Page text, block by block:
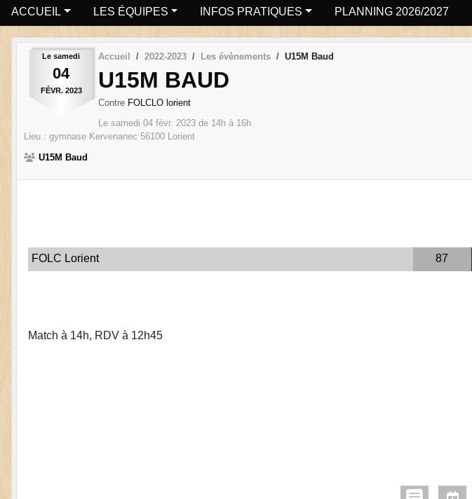
ACCUEIL LES ÉQUIPES INFOS PRATIQUES PLANNING 2026/2027
Le samedi
04
FÉVR. 2023
Accueil 2022-2023 Les évènements U15M Baud
U15M BAUD
Contre FOLCLO lorient
Le samedi 04 févr. 2023 de 14h à 16h
Lieu : gymnase Kervenanec 56100 Lorient
U15M Baud
FOLC Lorient 87
Match à 14h, RDV à 12h45